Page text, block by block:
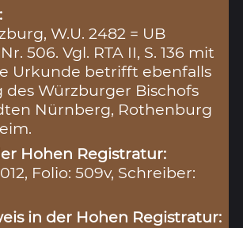
W.U. 2482 = UB
506. Vgl. RTA II, S. 136 mit
Urkunde betrifft ebenfalls
des Würzburger Bischofs
Nürnberg, Rothenburg
Hohen Registratur:
Folio: 509v, Schreiber:
in der Hohen Registratur: